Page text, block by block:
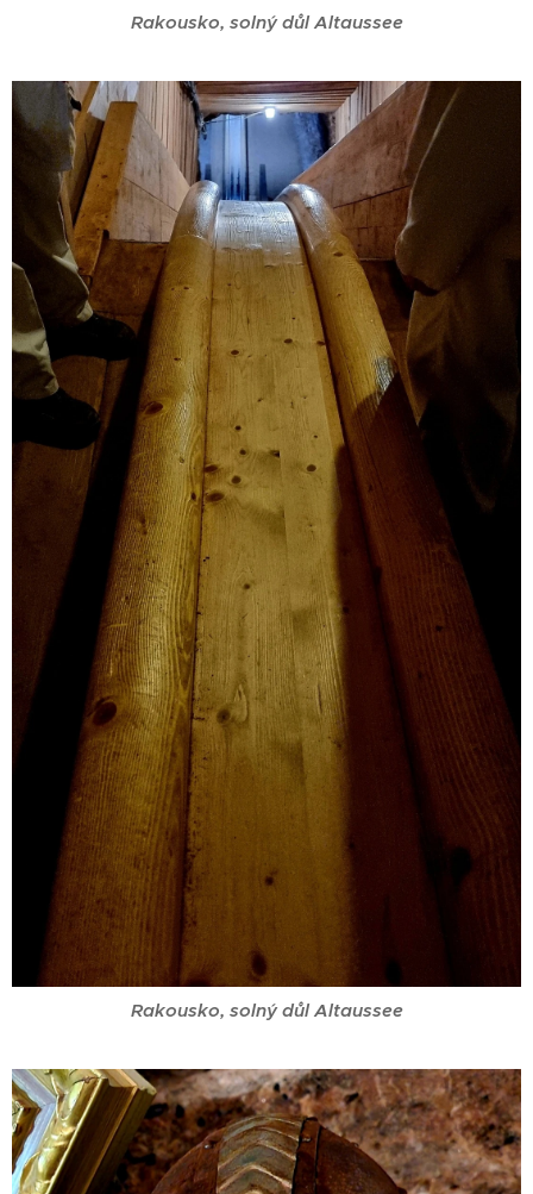
Rakousko, solný důl Altaussee
Rakousko, solný důl Altaussee